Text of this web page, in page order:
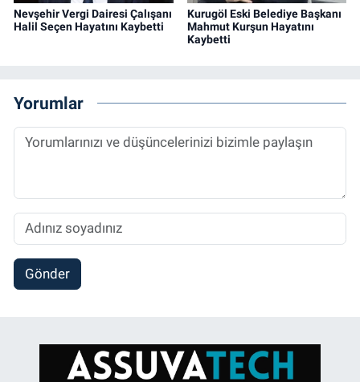
Nevşehir Vergi Dairesi Çalışanı
Halil Seçen Hayatını Kaybetti
Kurugöl Eski Belediye Başkanı
Mahmut Kurşun Hayatını
Kaybetti
Yorumlar
Gönder